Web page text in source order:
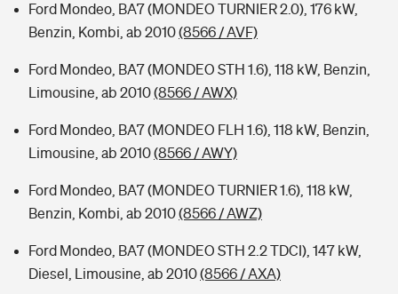
Ford Mondeo, BA7 (MONDEO TURNIER 2.0), 176 kW,
Benzin, Kombi, ab 2010(8566 / AVF)
Ford Mondeo, BA7 (MONDEO STH 1.6), 118 kW, Benzin,
Limousine, ab 2010(8566 / AWX)
Ford Mondeo, BA7 (MONDEO FLH 1.6), 118 kW, Benzin,
Limousine, ab 2010(8566 / AWY)
Ford Mondeo, BA7 (MONDEO TURNIER 1.6), 118 kW,
Benzin, Kombi, ab 2010(8566 / AWZ)
Ford Mondeo, BA7 (MONDEO STH 2.2 TDCI), 147 kW,
Diesel, Limousine, ab 2010(8566 / AXA)